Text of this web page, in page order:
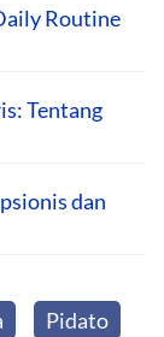
Routine
Tentang
dan
Pidato